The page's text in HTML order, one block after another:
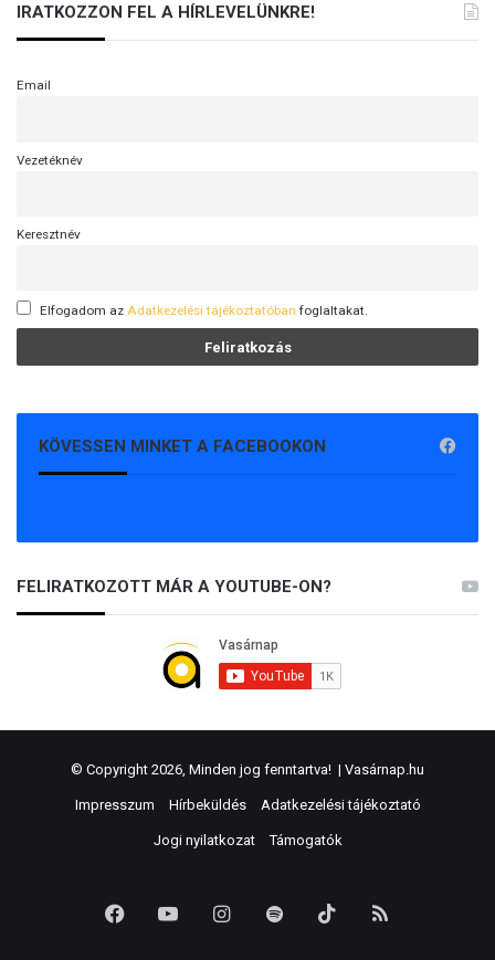
IRATKOZZON FEL A HÍRLEVELÜNKRE!
Email
Vezetéknév
Keresztnév
Elfogadom az Adatkezelési tájékoztatóban foglaltakat.
KÖVESSEN MINKET A FACEBOOKON
FELIRATKOZOTT MÁR A YOUTUBE-ON?
© Copyright 2026, Minden jog fenntartva! | Vasárnap.hu
Impresszum Hírbeküldés Adatkezelési tájékoztató
Jogi nyilatkozat Támogatók
FacebookYouTubeInstagram
Spotify TikTok